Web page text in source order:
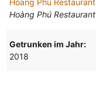
Hoàng Phú Restaurant
Getrunken im Jahr:
2018